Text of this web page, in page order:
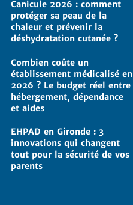
Canicule 2026 : comment
protéger sa peau de la
chaleur et prévenir la
déshydratation cutanée ?
Combien coûte un
établissement médicalisé en
2026 ? Le budget réel entre
hébergement, dépendance
et aides
EHPAD en Gironde : 3
innovations qui changent
tout pour la sécurité de vos
parents